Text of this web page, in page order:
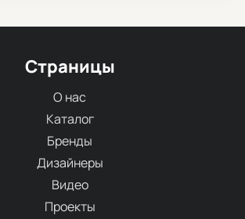
Страницы
О нас
Каталог
Бренды
Дизайнеры
Видео
Проекты